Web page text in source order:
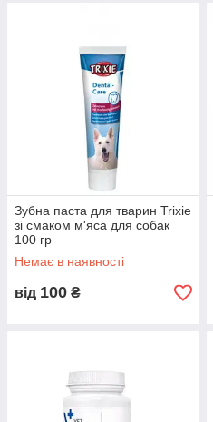
Зубна паста для тварин Trixie
зі смаком м'яса для собак
100 гр
Немає в наявності
від 100 ₴